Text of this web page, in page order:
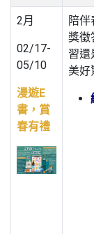
2月
02/17-
05/10
漫遊E
書，賞
春有禮
陪
獎徵
習還
美好